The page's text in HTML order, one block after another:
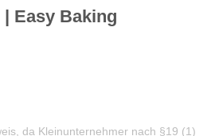
Easy Baking
da Kleinunternehmer nach §19 (1)